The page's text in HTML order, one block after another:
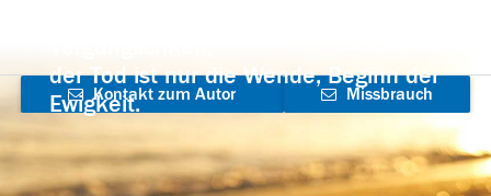
der Tod ist nur die Wende, Beginn der
Ewigkeit.
Kontakt zum Autor
aufnehmen
Missbrauch